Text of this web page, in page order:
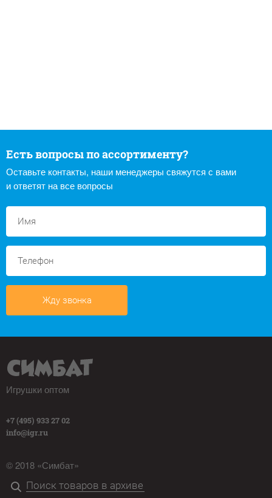
Есть вопросы по ассортименту?
Оставьте контакты, наши менеджеры свяжутся с вами
и ответят на все вопросы
Жду звонка
Игрушки оптом
+7 (495) 933 27 02
info@igr.ru
© 2018 «Симбат»